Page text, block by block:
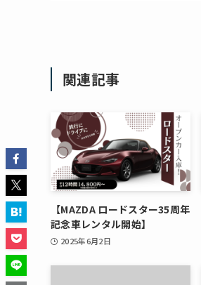
関連記事
【MAZDA ロードスター35周年
記念車レンタル開始】
2025年6月2日